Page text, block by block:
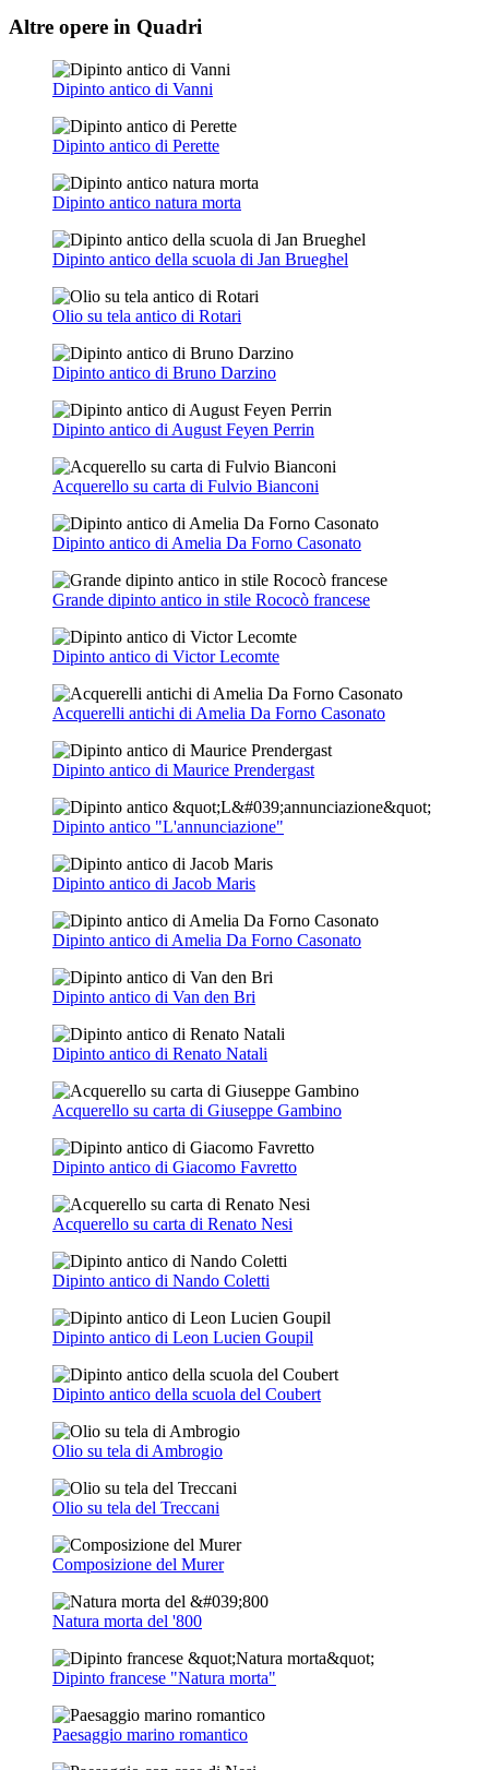
Altre opere in Quadri
Dipinto antico di Vanni
Dipinto antico di Perette
Dipinto antico natura morta
Dipinto antico della scuola di Jan Brueghel
Olio su tela antico di Rotari
Dipinto antico di Bruno Darzino
Dipinto antico di August Feyen Perrin
Acquerello su carta di Fulvio Bianconi
Dipinto antico di Amelia Da Forno Casonato
Grande dipinto antico in stile Rococò francese
Dipinto antico di Victor Lecomte
Acquerelli antichi di Amelia Da Forno Casonato
Dipinto antico di Maurice Prendergast
Dipinto antico "L'annunciazione"
Dipinto antico di Jacob Maris
Dipinto antico di Amelia Da Forno Casonato
Dipinto antico di Van den Bri
Dipinto antico di Renato Natali
Acquerello su carta di Giuseppe Gambino
Dipinto antico di Giacomo Favretto
Acquerello su carta di Renato Nesi
Dipinto antico di Nando Coletti
Dipinto antico di Leon Lucien Goupil
Dipinto antico della scuola del Coubert
Olio su tela di Ambrogio
Olio su tela del Treccani
Composizione del Murer
Natura morta del '800
Dipinto francese "Natura morta"
Paesaggio marino romantico